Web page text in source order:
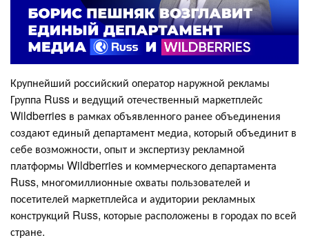
Крупнейший российский оператор наружной рекламы
Группа Russ и ведущий отечественный маркетплейс
Wildberries в рамках объявленного ранее объединения
создают единый департамент медиа, который объединит в
себе возможности, опыт и экспертизу рекламной
платформы Wildberries и коммерческого департамента
Russ, многомиллионные охваты пользователей и
посетителей маркетплейса и аудитории рекламных
конструкций Russ, которые расположены в городах по всей
стране.